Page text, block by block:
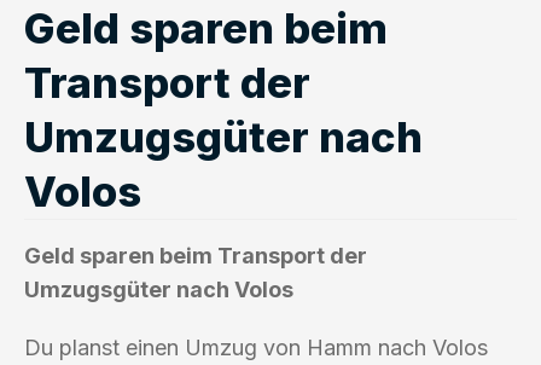
Geld sparen beim
Transport der
Umzugsgüter nach
Volos
Geld sparen beim Transport der
Umzugsgüter nach Volos
Du planst einen Umzug von Hamm nach Volos